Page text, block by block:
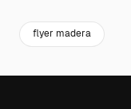
flyer madera